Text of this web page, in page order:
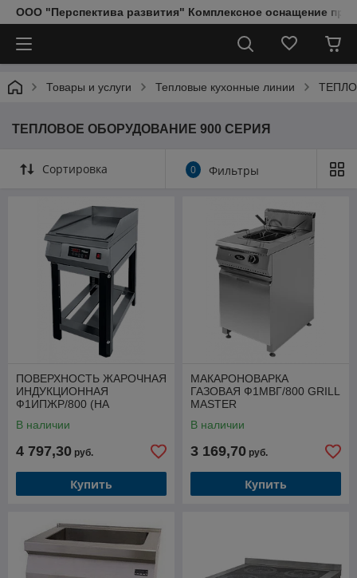
ООО "Перспектива развития" Комплексное оснащение
Товары и услуги Тепловые кухонные линии
ТЕПЛОВОЕ ОБОРУДОВАНИЕ 900 СЕРИЯ
Сортировка 0 Фильтры
ПОВЕРХНОСТЬ ЖАРОЧНАЯ
ИНДУКЦИОННАЯ
Ф1ИПЖР/800 (НА
MASTER
В наличии
4 797,30 руб.
Купить
МАКАРОНОВАРКА
ГАЗОВАЯ Ф1МВГ/800 GRILL
MASTER
В наличии
3 169,70 руб.
Купить